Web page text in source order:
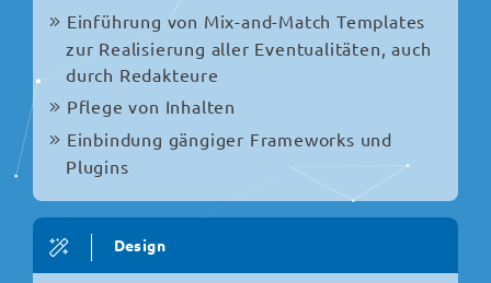
Einführung von Mix-and-Match Templates
zur Realisierung aller Eventualitäten, auch
durch Redakteure
Pflege von Inhalten
Einbindung gängiger Frameworks und
Plugins
Design